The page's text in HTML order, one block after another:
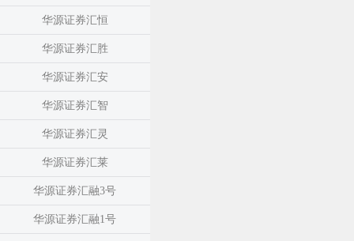
华源证券汇恒
华源证券汇胜
华源证券汇安
华源证券汇智
华源证券汇灵
华源证券汇莱
华源证券汇融3号
华源证券汇融1号